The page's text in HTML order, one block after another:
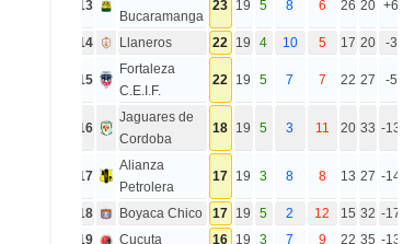
13
Bucaramanga
23 19 5 8 6 26 20 +6
14 Llaneros 22 19 4 10 5 17 20 -3
15
Fortaleza
C.E.I.F.
22 19 5 7 7 22 27 -5
16
Jaguares de
Cordoba
18 19 5 3 11 20 33 -13
17
Alianza
Petrolera
17 19 3 8 8 13 27 -14
18 Boyaca Chico 17 19 5 2 12 15 32 -17
19
Cucuta 16 19 3 7 9 22 35 -13